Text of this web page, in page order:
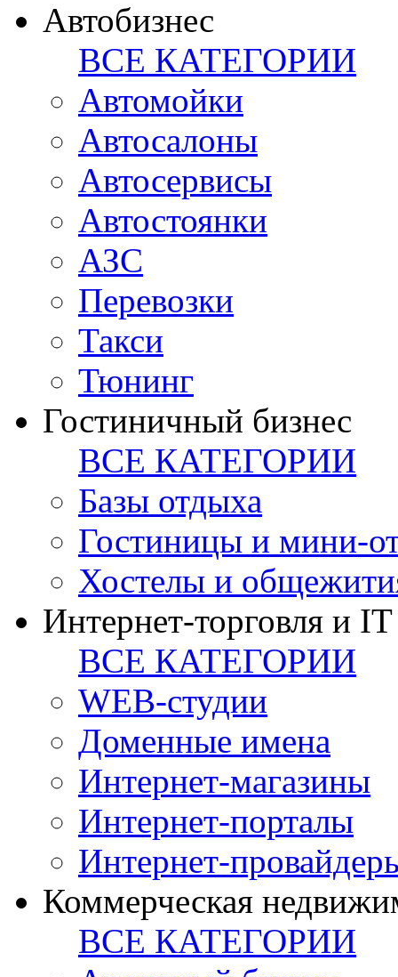
Автобизнес
ВСЕ КАТЕГОРИИ
Автомойки
Автосалоны
Автосервисы
Автостоянки
АЗС
Перевозки
Такси
Тюнинг
Гостиничный бизнес
ВСЕ КАТЕГОРИИ
Базы отдыха
Гостиницы и мини-
Хостелы и
Интернет-торговля и IT
ВСЕ КАТЕГОРИИ
WEB-студии
Доменные имена
Интернет-магазины
Интернет-порталы
Интернет-
Коммерческая
ВСЕ КАТЕГОРИИ